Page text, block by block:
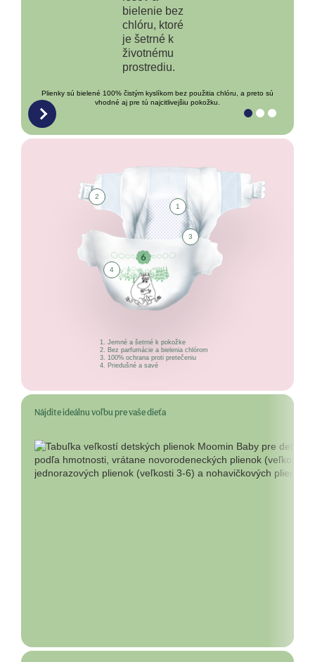
Plienky sú bielené 100% čistým kyslíkom bez použitia chlóru, a preto sú
vhodné aj pre tú najcitlivejšiu pokožku.
1
2
3
4
Jemné a šetrné k pokožke
Bez parfumácie a bielenia chlórom
100% ochrana proti pretečeniu
Priedušné a savé
Nájdite ideálnu voľbu pre vaše dieťa